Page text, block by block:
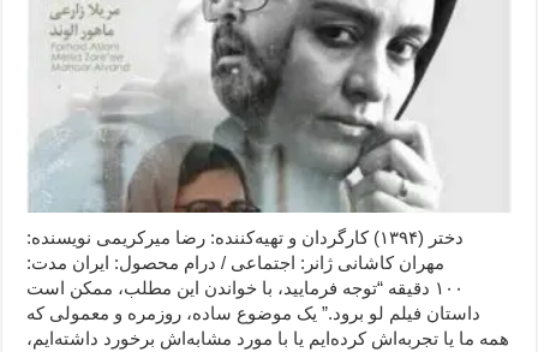
دختر (۱۳۹۴) کارگردان و تهیه‌کننده: رضا میرکریمی نویسنده:
مهران کاشانی ژانر: اجتماعی / درام محصول: ایران مدت:
۱۰۰ دقیقه “توجه فرمایید،‌ با خواندن این مطلب، ممکن است
داستان فیلم لو برود.” یک موضوع ساده، روزمره و معمولی که
همه ما یا تجربه‌اش کرده‌ایم یا با مورد مشابه‌اش برخورد داشته‌ایم،